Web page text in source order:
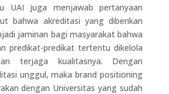
UAI juga menjawab pertanyaan
bahwa akreditasi yang diberikan
jaminan bagi masyarakat bahwa
predikat-predikat tertentu dikelola
terjaga kualitasnya. Dengan
unggul, maka brand positioning
dengan Universitas yang sudah